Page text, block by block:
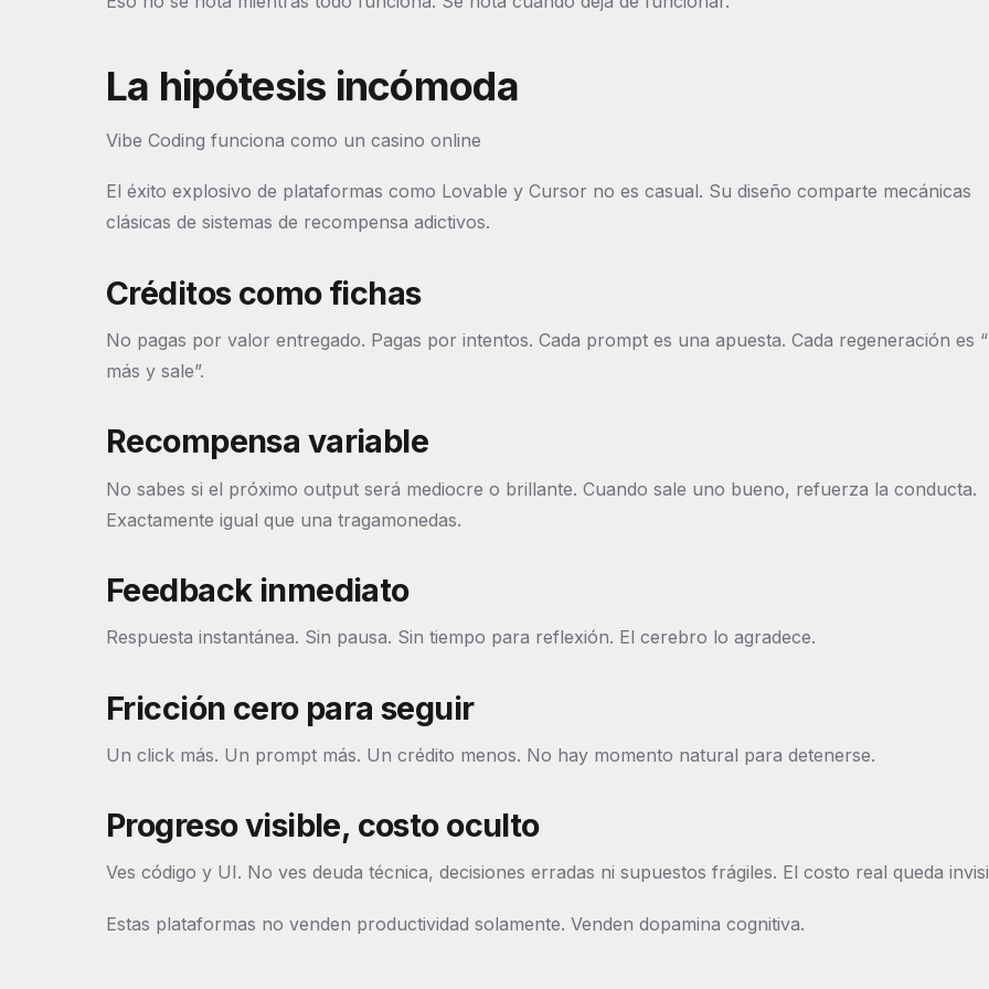
La hipótesis incómoda
Vibe Coding funciona como un casino online
El éxito explosivo de plataformas como Lovable y Cursor no es casual. Su diseño comparte mecánicas
clásicas de sistemas de recompensa adictivos.
Créditos como fichas
No pagas por valor entregado. Pagas por intentos. Cada prompt es una apuesta. Cada regeneración es
más y sale”.
Recompensa variable
No sabes si el próximo output será mediocre o brillante. Cuando sale uno bueno, refuerza la conducta.
Exactamente igual que una tragamonedas.
Feedback inmediato
Respuesta instantánea. Sin pausa. Sin tiempo para reflexión. El cerebro lo agradece.
Fricción cero para seguir
Un click más. Un prompt más. Un crédito menos. No hay momento natural para detenerse.
Progreso visible, costo oculto
Ves código y UI. No ves deuda técnica, decisiones erradas ni supuestos frágiles. El costo real queda
Estas plataformas no venden productividad solamente. Venden dopamina cognitiva.